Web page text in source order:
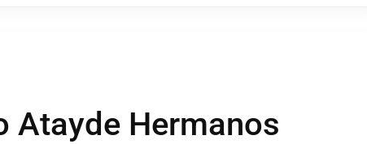
Atayde Hermanos